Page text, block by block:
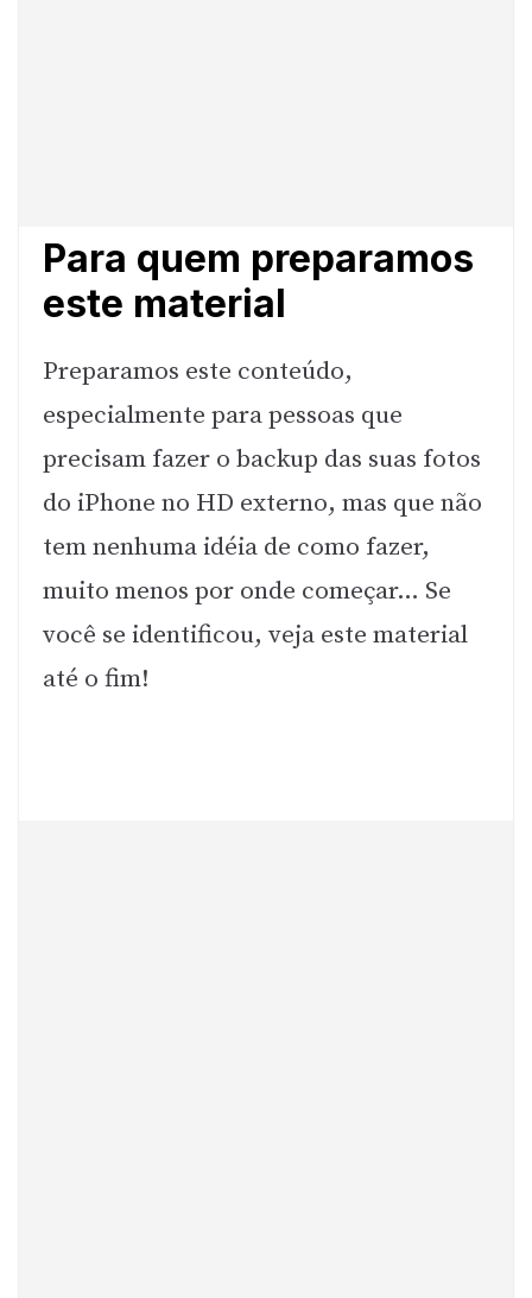
Para quem preparamos
este material
Preparamos este conteúdo,
especialmente para pessoas que
precisam fazer o backup das suas fotos
do iPhone no HD externo, mas que não
tem nenhuma idéia de como fazer,
muito menos por onde começar… Se
você se identificou, veja este material
até o fim!